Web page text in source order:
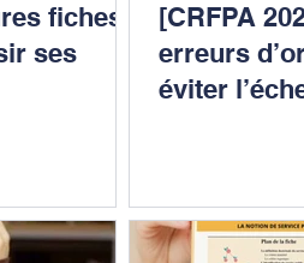
fiches
ses
[CRFPA
erreurs
éviter